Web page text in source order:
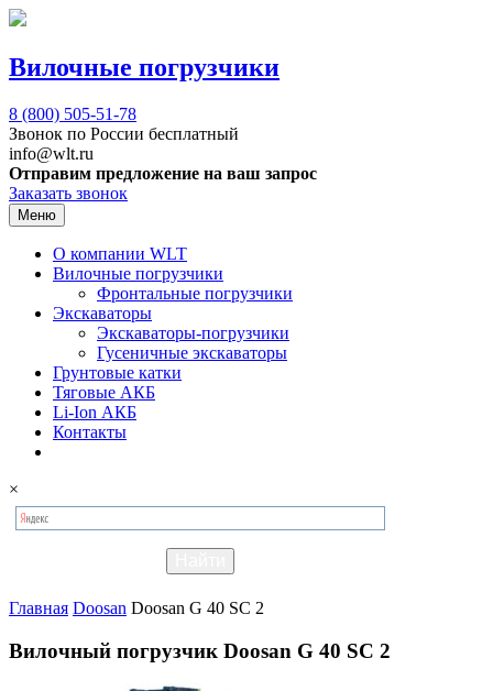
Вилочные погрузчики
8 (800) 505-51-78
Звонок по России бесплатный
info@wlt.ru
Отправим предложение на ваш запрос
Заказать звонок
Меню
О компании WLT
Вилочные погрузчики
Фронтальные погрузчики
Экскаваторы
Экскаваторы-погрузчики
Гусеничные экскаваторы
Грунтовые катки
Тяговые АКБ
Li-Ion АКБ
Контакты
×
Главная Doosan Doosan G 40 SC 2
Вилочный погрузчик Doosan G 40 SC 2